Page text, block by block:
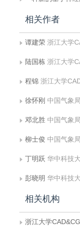
相关作者
谭建荣 浙江大学
陆国栋 浙江大学
程锦 浙江大学
徐怀刚 中国气象
邓北胜 中国气象
柳士俊 中国气象
丁明跃 华中科技大学图象识别与人工智能
彭晓明 华中科技大学图象识别与人工智能
相关机构
浙江大学